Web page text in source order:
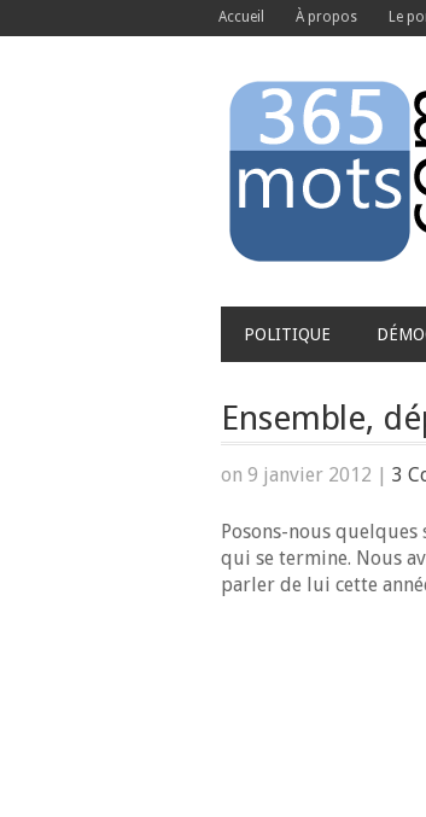
Accueil À propos Le
POLITIQUE
Ensemble,
on 9 janvier 2012 | 3
Posons-nous
qui se termine. Nous
parler de lui cette